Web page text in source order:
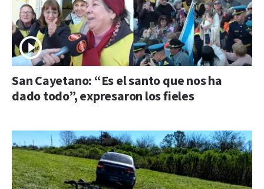
San Cayetano: “Es el santo que nos ha
dado todo”, expresaron los fieles